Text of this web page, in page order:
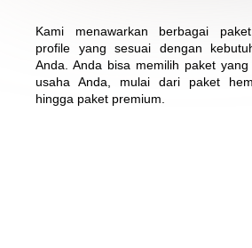
Kami menawarkan berbagai
profile yang sesuai dengan
Anda. Anda bisa memilih paket
usaha Anda, mulai dari paket
hingga paket premium.